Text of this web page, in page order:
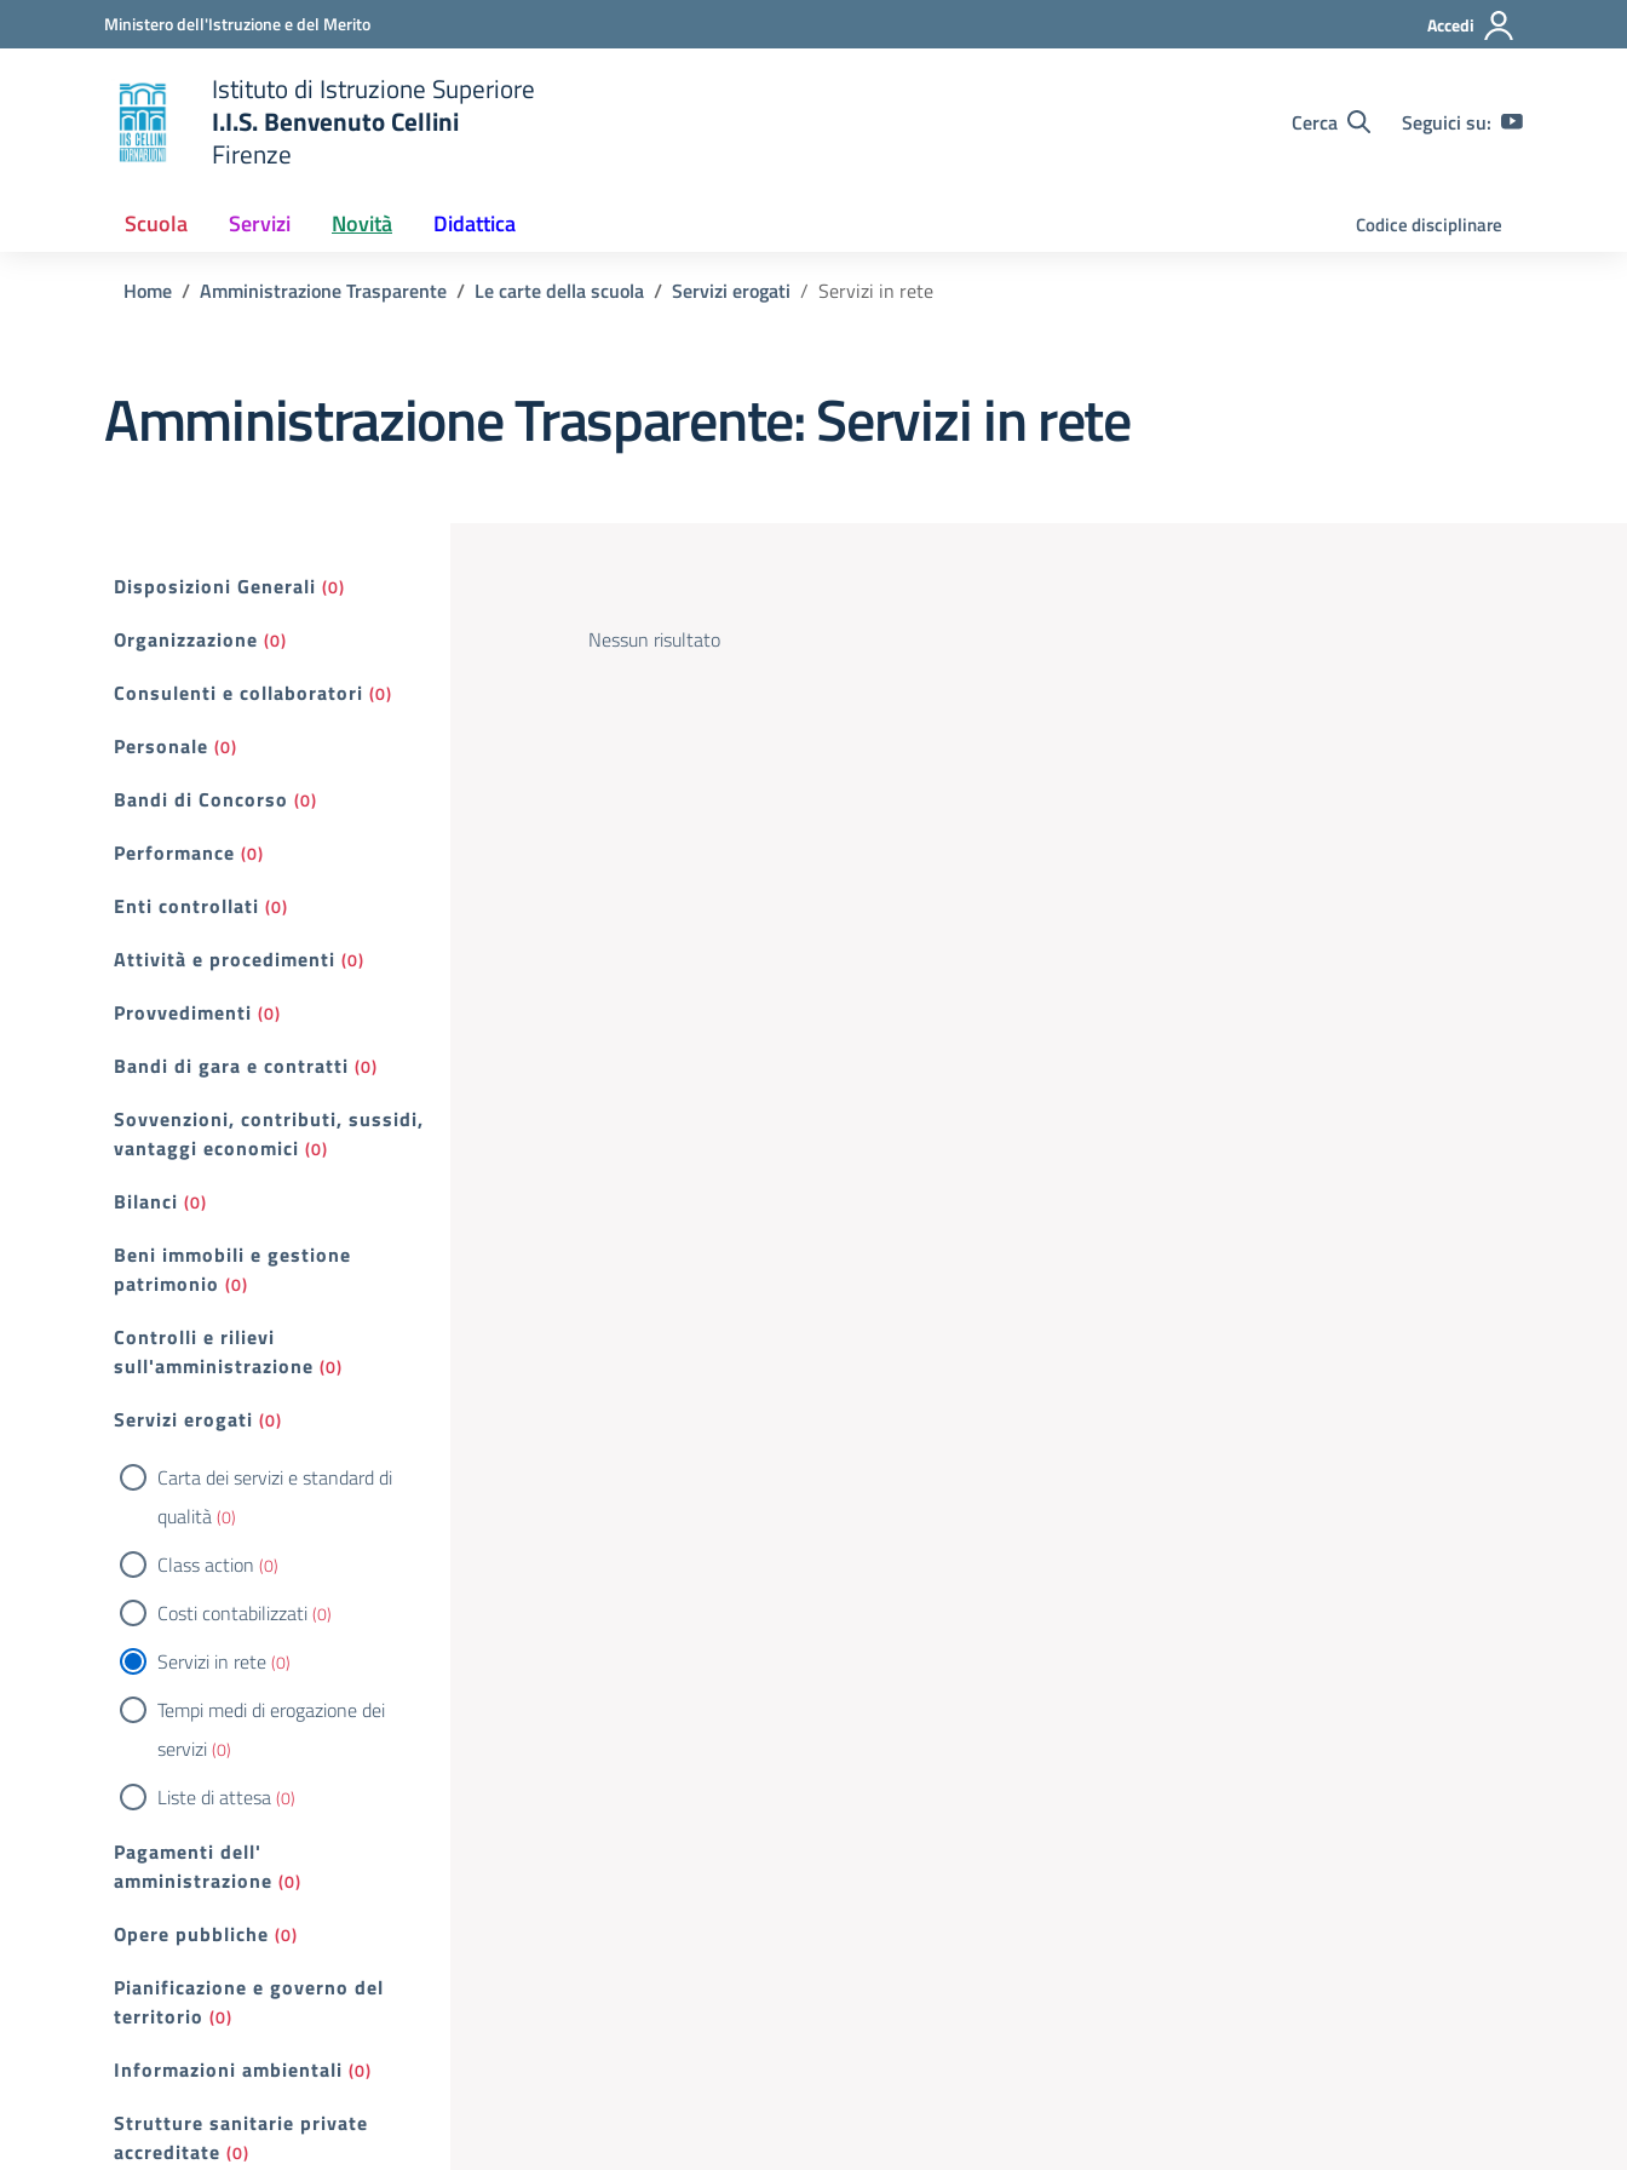
Vai ai contenuti
Vai al menu di navigazioneMinistero dell'Istruzione e del Merito Accedi
scuola
Istituto di Istruzione Superiore
I.I.S. Benvenuto Cellini
Firenze
Cerca Seguici su:
Scuola Servizi Novità Didattica Codice disciplinare
Home Amministrazione Trasparente Le carte della scuola Servizi erogati Servizi in rete
Amministrazione Trasparente:Servizi in rete
Filtri
Disposizioni Generali (0)
Organizzazione (0)
Consulenti e collaboratori (0)
Personale (0)
Bandi di Concorso (0)
Performance (0)
Enti controllati (0)
Attività e procedimenti (0)
Provvedimenti (0)
Bandi di gara e contratti (0)
Sovvenzioni, contributi, sussidi,
vantaggi economici (0)
Bilanci (0)
Beni immobili e gestione
patrimonio (0)
Controlli e rilievi
sull'amministrazione (0)
Servizi erogati (0)
Carta dei servizi e standard di
qualità(0)
Class action (0)
Costi contabilizzati(0)
Servizi in rete(0)
Tempi medi di erogazione dei
servizi(0)
Liste di attesa(0)
Pagamenti dell'
amministrazione (0)
Opere pubbliche (0)
Pianificazione e governo del
territorio (0)
Informazioni ambientali (0)
Strutture sanitarie private
accreditate (0)
Nessun risultato